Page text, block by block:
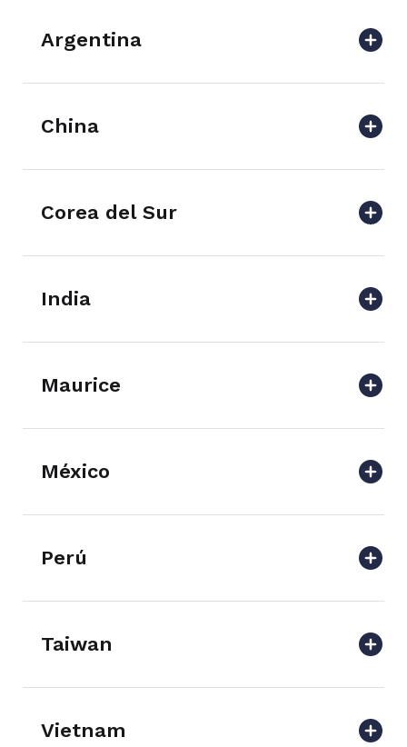
Argentina
China
Corea del Sur
India
Maurice
México
Perú
Taiwan
Vietnam